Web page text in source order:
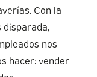
Con la
disparada,
nos
hacer: vender